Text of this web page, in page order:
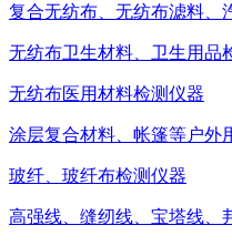
复合无纺布、无纺布滤料、
无纺布卫生材料、卫生用品
无纺布医用材料检测仪器
涂层复合材料、帐篷等户外
玻纤、玻纤布检测仪器
高强线、缝纫线、宝塔线、